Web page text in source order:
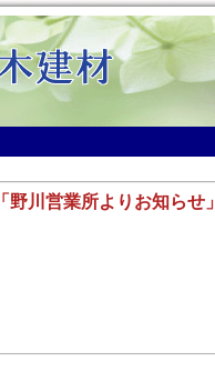
「野川営業所よりお知らせ」